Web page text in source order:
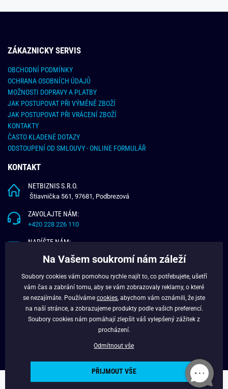
ZÁKAZNICKY SERVIS
OBCHODNÍ PODMÍNKY
OCHRANA OSOBNÍCH ÚDAJŮ
MOŽNOSTI DOPRAVY A PLATBY
JAK POSTUPOVAT PŘI VÝMĚNĚ ZBOŽÍ
JAK POSTUPOVAT PŘI VRÁCENÍ ZBOŽÍ
KONTAKTY
ČASTO KLADENÉ DOTAZY
ODSTOUPENÍ OD SMLOUVY - ONLINE FORMULÁŘ
KONTAKT
NETBIZNIS S.R.O.
Štiavnička 561, 97681, Podbrezová
ZAVOLAJTE NÁM:
+420 228 226 110
NAPÍŠTE NÁM:
O NÁS
VĚRNOSTNÍ PROGRAM
Copyright © 2024 - Budchlap.cz Všechna práva vyhrazena. webdesign ©
Na Vašem soukromí nám záleží
Soubory cookies vám pomohou rychle najít to, co potřebujete, ušetří
vám čas a zabrání tomu, aby se vám zobrazovaly reklamy, o které
se nezajímáte. Používáme cookies , abychom vám oznámili, že jste
na naší stránce, a zobrazujeme produkty podle vašich preferencí.
Soubory cookies nám pomáhají zlepšit váš vylepšený zážitek z
procházení.
Odmítnout vše
PŘIJMOUT VŠE